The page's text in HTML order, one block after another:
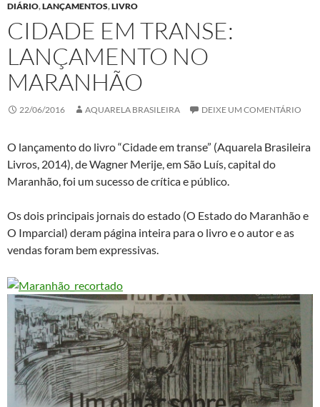
DIÁRIO,LANÇAMENTOS,LIVRO
CIDADE EM TRANSE:
LANÇAMENTO NO
MARANHÃO
22/06/2016 AQUARELA BRASILEIRA DEIXE UM COMENTÁRIO
O lançamento do livro “Cidade em transe” (Aquarela Brasileira
Livros, 2014), de Wagner Merije, em São Luís, capital do
Maranhão, foi um sucesso de crítica e público.
Os dois principais jornais do estado (O Estado do Maranhão e
O Imparcial) deram página inteira para o livro e o autor e as
vendas foram bem expressivas.